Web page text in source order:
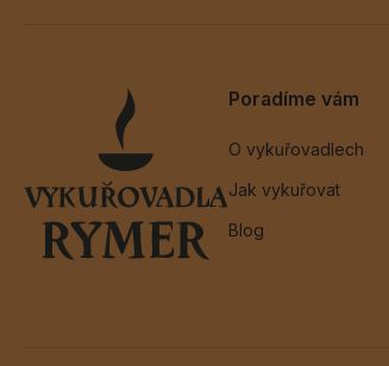
Poradíme vám
O vykuřovadlech
Jak vykuřovat
Blog